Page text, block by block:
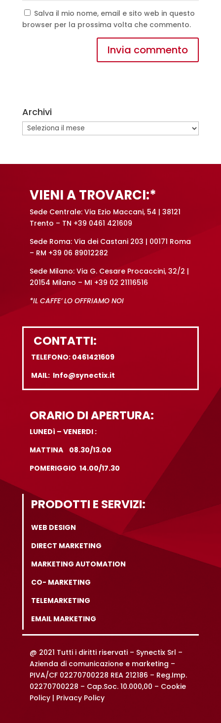
Salva il mio nome, email e sito web in questo
browser per la prossima volta che commento.
r
n
a
Archivi
Archivi
VIENI A TROVARCI:*
Sede Centrale: Via Ezio Maccani, 54 | 38121
Trento – TN +39 0461 421609
Sede Roma: Via dei Castani 203 | 00171 Roma
– RM +39 06 89012282
Sede Milano: Via G. Cesare Procaccini, 32/2 |
20154 Milano – MI +39 02 21116516
*IL CAFFE’ LO OFFRIAMO NOI
CONTATTI:
TELEFONO: 0461421609
MAIL: Info@synectix.it
ORARIO DI APERTURA:
LUNEDì – VENERDI :
MATTINA 08.30/13.00
POMERIGGIO 14.00/17.30
PRODOTTI E SERVIZI:
WEB DESIGN
DIRECT MARKETING
MARKETING AUTOMATION
CO- MARKETING
TELEMARKETING
EMAIL MARKETING
@ 2021 Tutti i diritti riservati – Synectix Srl –
Azienda di comunicazione e marketing –
PIVA/CF 02270700228 REA 212186 – Reg.Imp.
02270700228 – Cap.Soc. 10.000,00 – Cookie
Policy | Privacy Policy